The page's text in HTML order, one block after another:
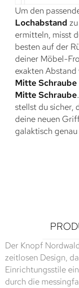
Um den
Lochabstand zu
ermitteln, misst
besten auf der
deiner Möbel-
exakten Abstand
Mitte Schraube
Mitte Schraube
stellst du sicher,
deine neuen
galaktisch genau
Der Knopf
zeitlosen Design,
Einrichtungsstile
durch die